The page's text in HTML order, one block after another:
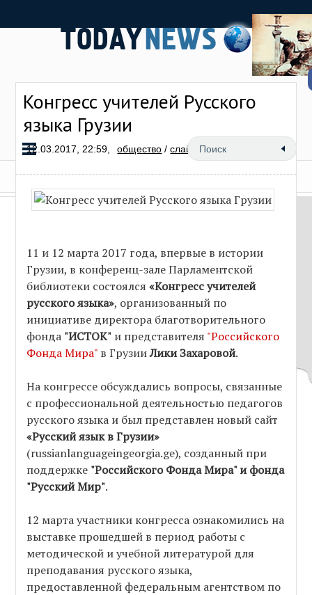
Конгресс учителей Русского
языка Грузии
12.03.2017, 22:59, общество /слайд 11
11 и 12 марта 2017 года, впервые в истории
Грузии, в конференц-зале Парламентской
библиотеки состоялся«Конгресс учителей
русского языка», организованный по
инициативе директора благотворительного
фонда "ИСТОК" и представителя "Российского
Фонда Мира" в ГрузииЛики Захаровой.
На конгрессе обсуждались вопросы, связанные
с профессиональной деятельностью педагогов
русского языка и был представлен новый сайт
«Русский язык в Грузии»
(russianlanguageingeorgia.ge), созданный при
поддержке "Российского Фонда Мира" и фонда
"Русский Мир".
12 марта участники конгресса ознакомились на
выставке прошедшей в период работы с
методической и учебной литературой для
преподавания русского языка,
предоставленной федеральным агентством по